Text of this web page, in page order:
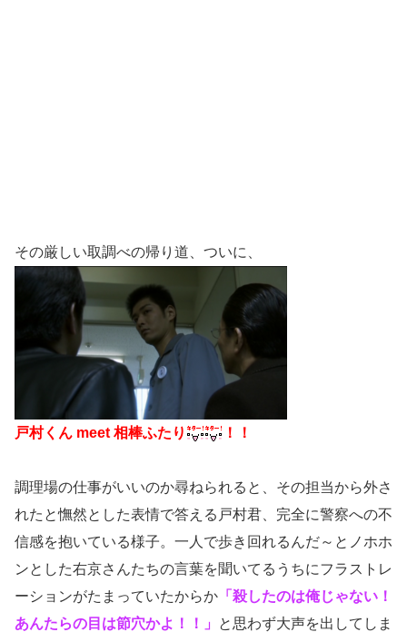
その厳しい取調べの帰り道、ついに、
戸村くん meet 相棒ふたり ！！
調理場の仕事がいいのか尋ねられると、その担当から外さ
れたと憮然とした表情で答える戸村君、完全に警察への不
信感を抱いている様子。一人で歩き回れるんだ～とノホホ
ンとした右京さんたちの言葉を聞いてるうちにフラストレ
ーションがたまっていたからか 「殺したのは俺じゃない！
あんたらの目は節穴かよ！！」
と思わず大声を出してしま